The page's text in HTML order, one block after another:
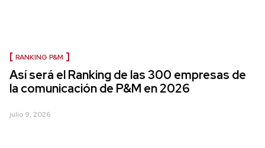
RANKING P&M
Así será el Ranking de las 300 empresas de
la comunicación de P&M en 2026
julio 9, 2026